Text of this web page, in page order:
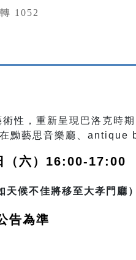
1052
術性，重新呈現巴洛克時
黝藝思音樂廳、 antique
（六）16:00-17:00
天候不佳將移至大孝門廳）
告為準